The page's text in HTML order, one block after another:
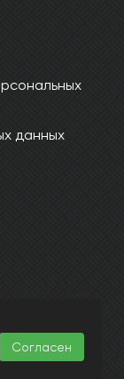
данных
сайта, носит
каких
офертой,
Кодекса РФ.
Согласен